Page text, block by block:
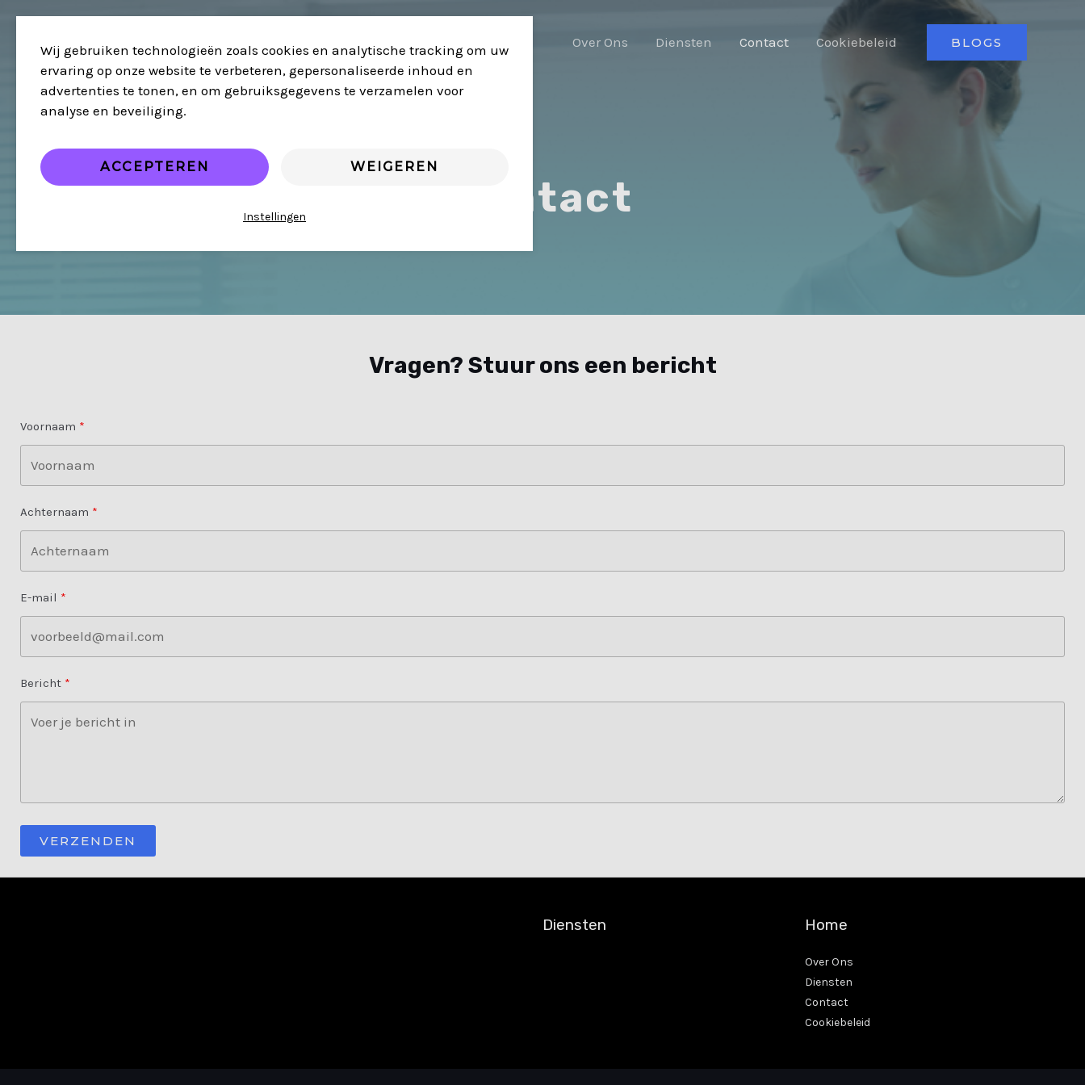
inhoud
Over Ons Diensten Contact Cookiebeleid BLOGS
Contact​
Vragen? Stuur ons een bericht
Voornaam
Achternaam
E-mail
Bericht
VERZENDEN
Diensten Home
Over Ons
Diensten
Contact
Cookiebeleid
Wij gebruiken technologieën zoals cookies en analytische tracking om uw
ervaring op onze website te verbeteren, gepersonaliseerde inhoud en
advertenties te tonen, en om gebruiksgegevens te verzamelen voor
analyse en beveiliging.
ACCEPTEREN WEIGEREN
Instellingen